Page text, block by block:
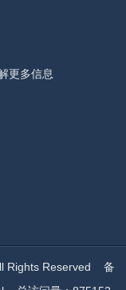
更多信息
Rights Reserved 备